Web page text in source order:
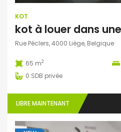
KOT
Rue Péclers, 4000 Liège, Belgique
65 m2
0 SDB privée
LIBRE MAINTENANT